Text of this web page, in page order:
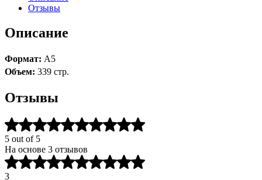
борьба)
PDF
Отзывы
Описание
Формат: А5
Объем: 339 стр.
Отзывы
Оценка
на
5 out of 5
На основе 3 отзывов
5
3